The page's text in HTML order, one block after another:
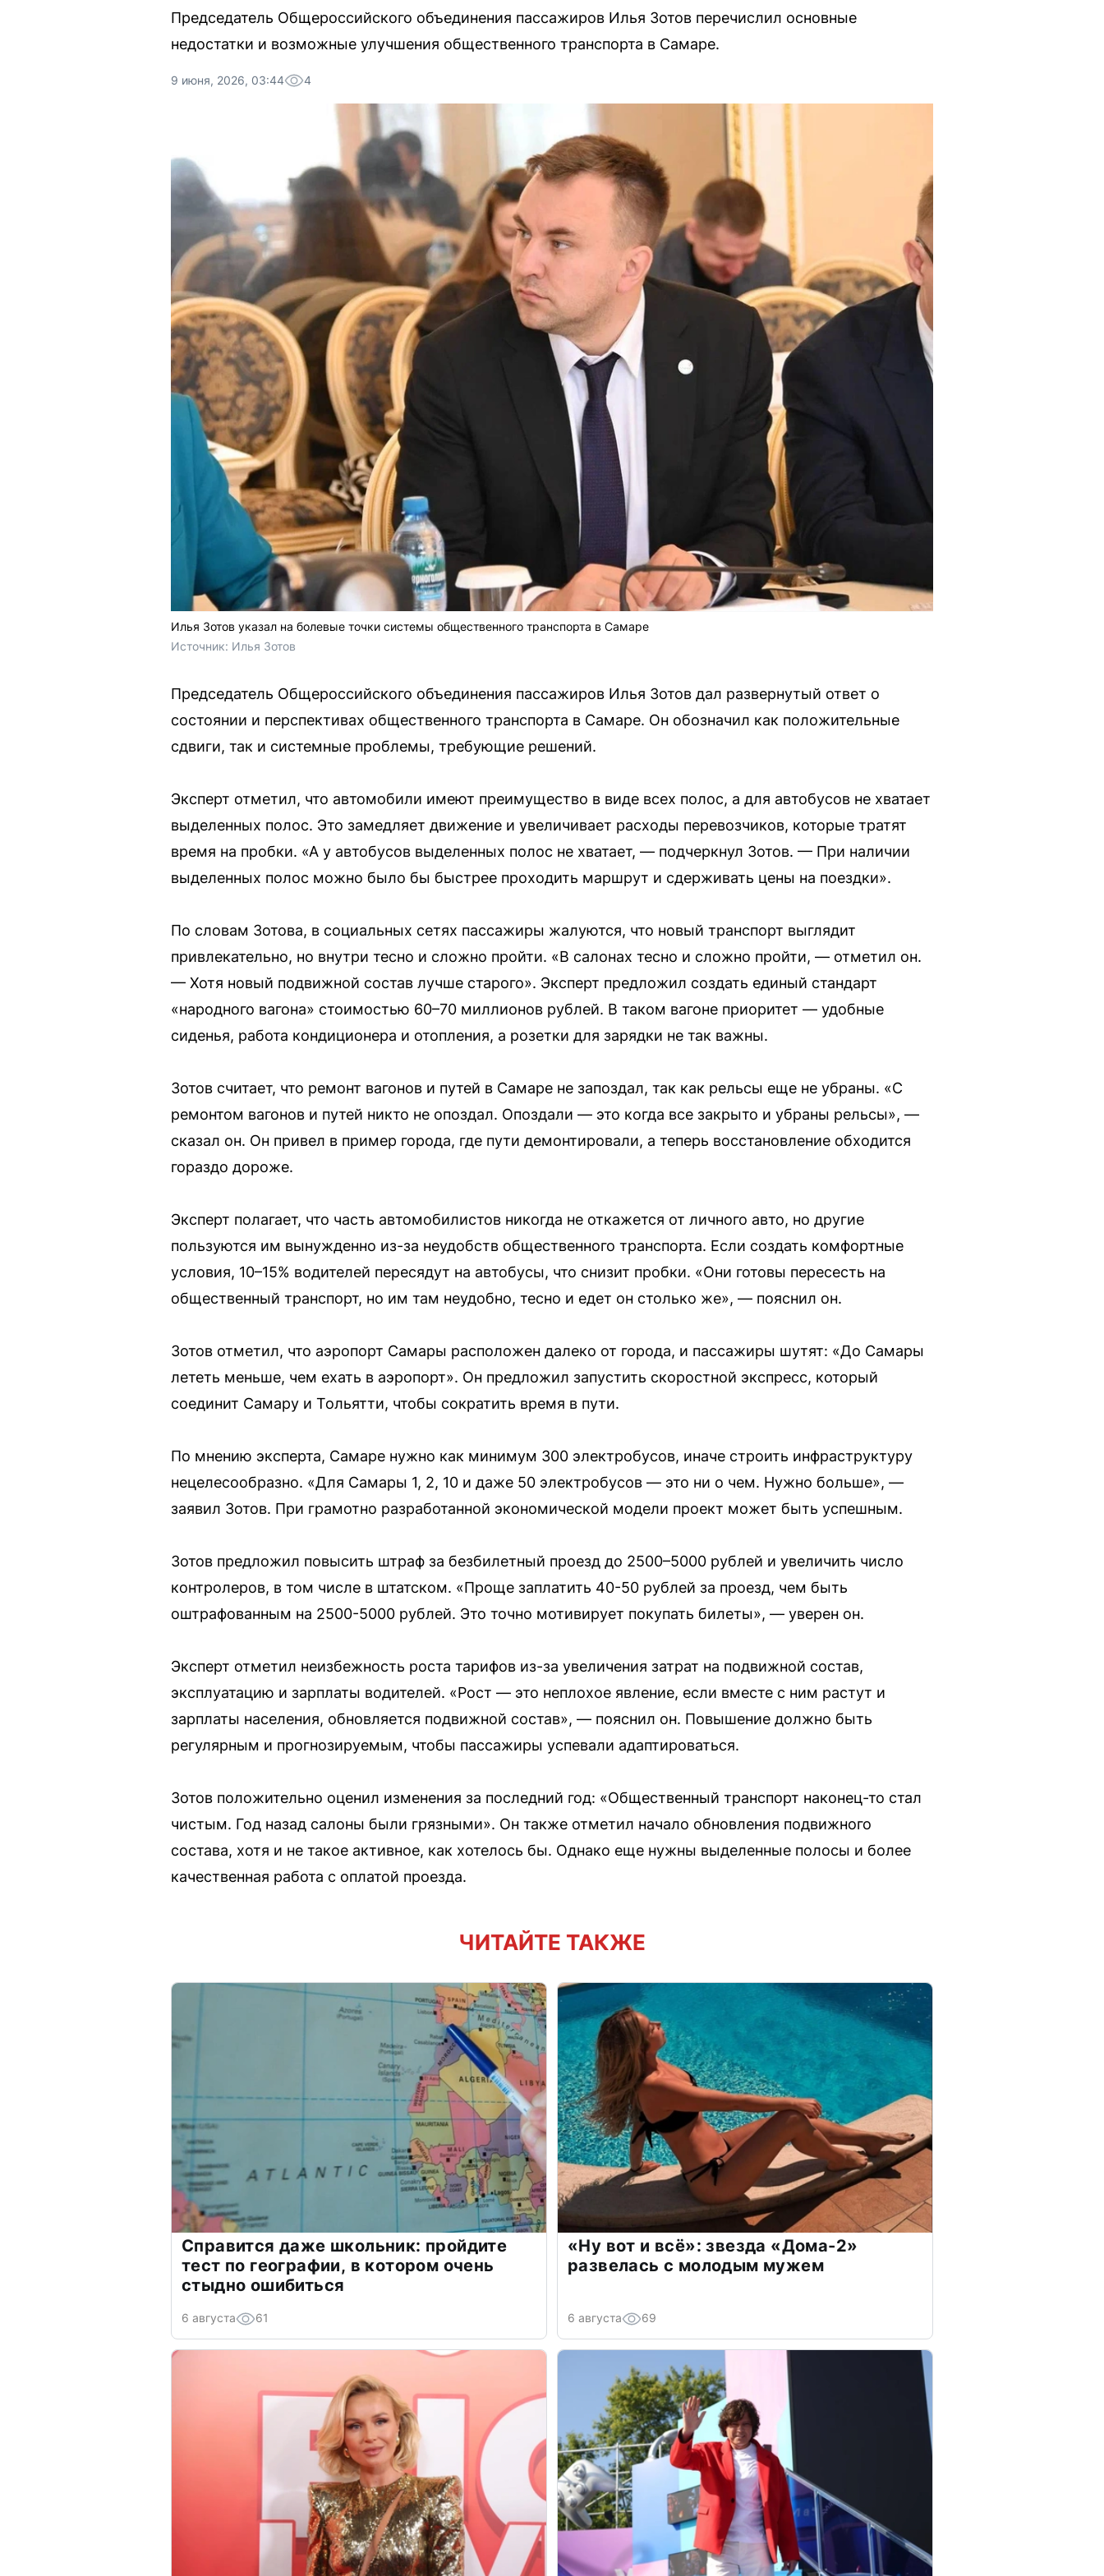
Председатель Общероссийского объединения пассажиров Илья Зотов перечислил основные
недостатки и возможные улучшения общественного транспорта в Самаре.
9 июня, 2026, 03:44 4
Илья Зотов указал на болевые точки системы общественного транспорта в Самаре
Источник: Илья Зотов
Председатель Общероссийского объединения пассажиров Илья Зотов дал развернутый ответ о
состоянии и перспективах общественного транспорта в Самаре. Он обозначил как положительные
сдвиги, так и системные проблемы, требующие решений.
Эксперт отметил, что автомобили имеют преимущество в виде всех полос, а для автобусов не хватает
выделенных полос. Это замедляет движение и увеличивает расходы перевозчиков, которые тратят
время на пробки. «А у автобусов выделенных полос не хватает, — подчеркнул Зотов. — При наличии
выделенных полос можно было бы быстрее проходить маршрут и сдерживать цены на поездки».
По словам Зотова, в социальных сетях пассажиры жалуются, что новый транспорт выглядит
привлекательно, но внутри тесно и сложно пройти. «В салонах тесно и сложно пройти, — отметил он.
— Хотя новый подвижной состав лучше старого». Эксперт предложил создать единый стандарт
«народного вагона» стоимостью 60–70 миллионов рублей. В таком вагоне приоритет — удобные
сиденья, работа кондиционера и отопления, а розетки для зарядки не так важны.
Зотов считает, что ремонт вагонов и путей в Самаре не запоздал, так как рельсы еще не убраны. «С
ремонтом вагонов и путей никто не опоздал. Опоздали — это когда все закрыто и убраны рельсы», —
сказал он. Он привел в пример города, где пути демонтировали, а теперь восстановление обходится
гораздо дороже.
Эксперт полагает, что часть автомобилистов никогда не откажется от личного авто, но другие
пользуются им вынужденно из-за неудобств общественного транспорта. Если создать комфортные
условия, 10–15% водителей пересядут на автобусы, что снизит пробки. «Они готовы пересесть на
общественный транспорт, но им там неудобно, тесно и едет он столько же», — пояснил он.
Зотов отметил, что аэропорт Самары расположен далеко от города, и пассажиры шутят: «До Самары
лететь меньше, чем ехать в аэропорт». Он предложил запустить скоростной экспресс, который
соединит Самару и Тольятти, чтобы сократить время в пути.
По мнению эксперта, Самаре нужно как минимум 300 электробусов, иначе строить инфраструктуру
нецелесообразно. «Для Самары 1, 2, 10 и даже 50 электробусов — это ни о чем. Нужно больше», —
заявил Зотов. При грамотно разработанной экономической модели проект может быть успешным.
Зотов предложил повысить штраф за безбилетный проезд до 2500–5000 рублей и увеличить число
контролеров, в том числе в штатском. «Проще заплатить 40-50 рублей за проезд, чем быть
оштрафованным на 2500-5000 рублей. Это точно мотивирует покупать билеты», — уверен он.
Эксперт отметил неизбежность роста тарифов из-за увеличения затрат на подвижной состав,
эксплуатацию и зарплаты водителей. «Рост — это неплохое явление, если вместе с ним растут и
зарплаты населения, обновляется подвижной состав», — пояснил он. Повышение должно быть
регулярным и прогнозируемым, чтобы пассажиры успевали адаптироваться.
Зотов положительно оценил изменения за последний год: «Общественный транспорт наконец-то стал
чистым. Год назад салоны были грязными». Он также отметил начало обновления подвижного
состава, хотя и не такое активное, как хотелось бы. Однако еще нужны выделенные полосы и более
качественная работа с оплатой проезда.
ЧИТАЙТЕ ТАКЖЕ
Справится даже школьник: пройдите
тест по географии, в котором очень
стыдно ошибиться
6 августа 61
«Ну вот и всё»: звезда «Дома-2»
развелась с молодым мужем
6 августа 69